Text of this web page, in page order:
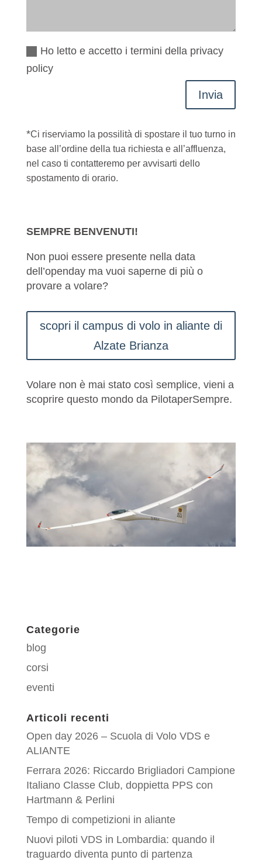
Ho letto e accetto i termini della privacy
policy
Invia
*Ci riserviamo la possilità di spostare il tuo turno in
base all’ordine della tua richiesta e all’affluenza,
nel caso ti contatteremo per avvisarti dello
spostamento di orario.
SEMPRE BENVENUTI!
Non puoi essere presente nella data
dell’openday ma vuoi saperne di più o
provare a volare?
scopri il campus di volo in aliante di
Alzate Brianza
Volare non è mai stato così semplice, vieni a
scoprire questo mondo da PilotaperSempre.
Categorie
blog
corsi
eventi
Articoli recenti
Open day 2026 – Scuola di Volo VDS e
ALIANTE
Ferrara 2026: Riccardo Brigliadori Campione
Italiano Classe Club, doppietta PPS con
Hartmann & Perlini
Tempo di competizioni in aliante
Nuovi piloti VDS in Lombardia: quando il
traguardo diventa punto di partenza